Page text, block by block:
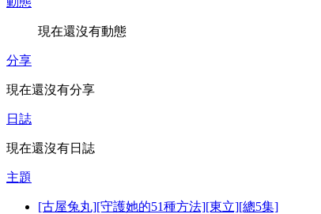
現在還沒有動態
分享
現在還沒有分享
日誌
現在還沒有日誌
主題
[古屋兔丸][守護她的51種方法][東立][總5集]